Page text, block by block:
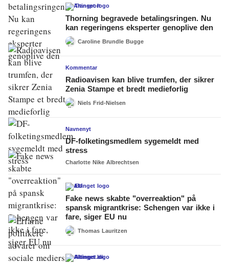
Transport
Thorning begravede betalingsringen. Nu
kan regeringens eksperter genoplive den
Caroline Brundle Bugge
Kommentar
Radioavisen kan blive trumfen, der sikrer
Zenia Stampe et bredt medieforlig
Niels Frid-Nielsen
Navnenyt
DF-folketingsmedlem sygemeldt med
stress
Charlotte Nike Albrechtsen
EU
Fake news skabte "overreaktion" på
spansk migrantkrise: Schengen var ikke i
fare, siger EU nu
Thomas Lauritzen
Altinget.dk